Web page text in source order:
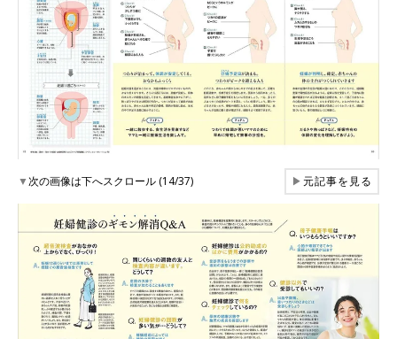
▼次の画像は下へスクロール (14/37) ▶元記事を見る